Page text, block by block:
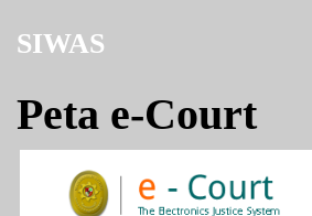
SIWAS
Peta e-Court